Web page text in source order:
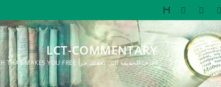
LCT-COMMENTARY
اعرف الحقيقة التي تجعلك حراً KNOW THE TRUTH THAT MAKES YOU FREE